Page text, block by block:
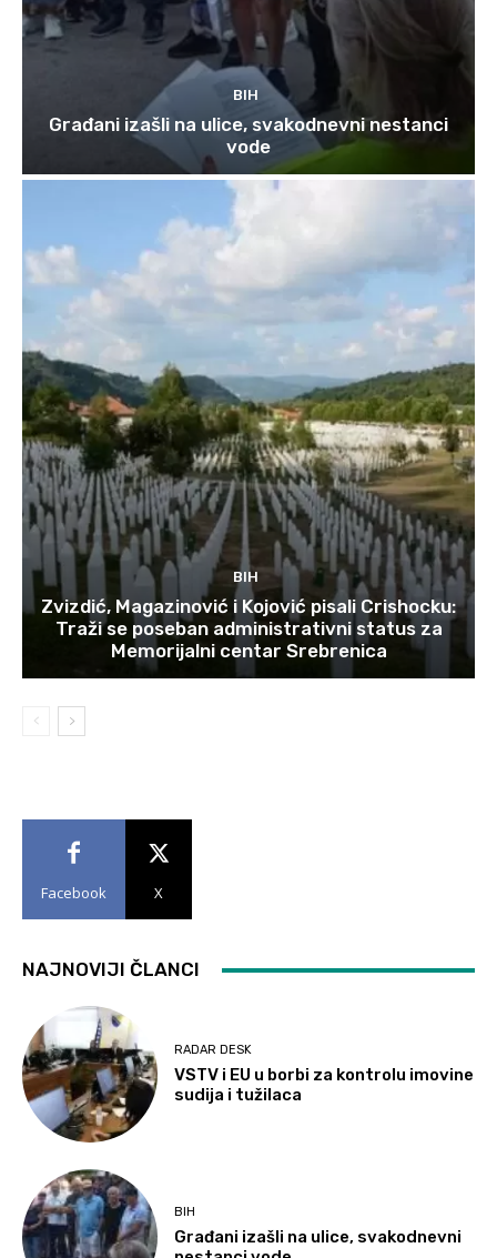
BIH
Građani izašli na ulice, svakodnevni nestanci
vode
BIH
Zvizdić, Magazinović i Kojović pisali Crishocku:
Traži se poseban administrativni status za
Memorijalni centar Srebrenica
Facebook X
NAJNOVIJI ČLANCI
RADAR DESK
VSTV i EU u borbi za kontrolu imovine
sudija i tužilaca
BIH
Građani izašli na ulice, svakodnevni